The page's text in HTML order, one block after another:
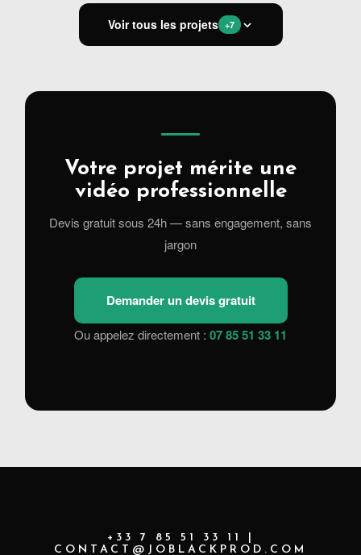
Voir tous les projets +7
Votre projet mérite une
vidéo professionnelle
Devis gratuit sous 24h — sans engagement, sans
jargon
Demander un devis gratuit
Ou appelez directement : 07 85 51 33 11
+33 7 85 51 33 11 |
CONTACT@JOBLACKPROD.COM